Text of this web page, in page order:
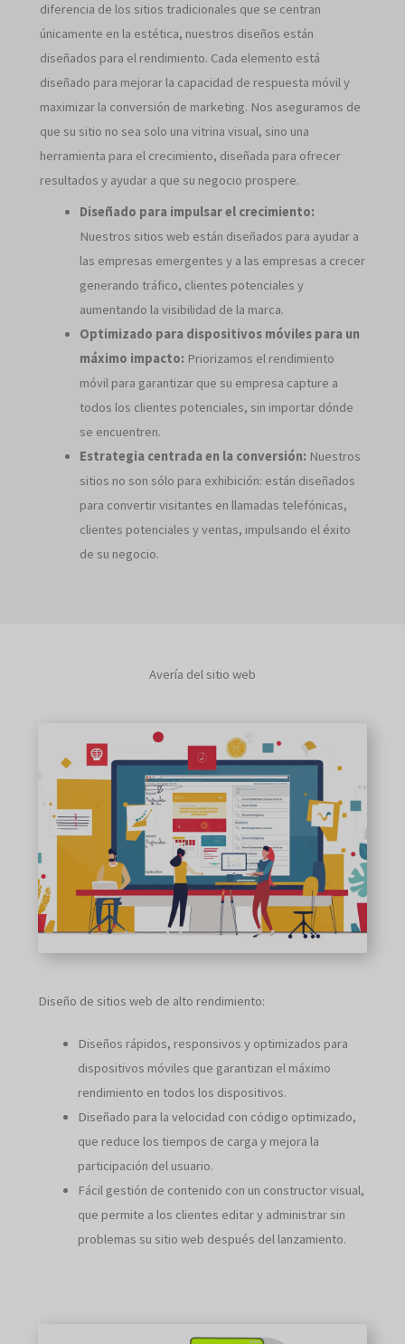
diferencia de los sitios tradicionales que se centran
únicamente en la estética, nuestros diseños están
diseñados para el rendimiento. Cada elemento está
diseñado para mejorar la capacidad de respuesta móvil y
maximizar la conversión de marketing. Nos aseguramos de
que su sitio no sea solo una vitrina visual, sino una
herramienta para el crecimiento, diseñada para ofrecer
resultados y ayudar a que su negocio prospere.
Diseñado para impulsar el crecimiento:
Nuestros sitios web están diseñados para ayudar a
las empresas emergentes y a las empresas a crecer
generando tráfico, clientes potenciales y
aumentando la visibilidad de la marca.
Optimizado para dispositivos móviles para un
máximo impacto: Priorizamos el rendimiento
móvil para garantizar que su empresa capture a
todos los clientes potenciales, sin importar dónde
se encuentren.
Estrategia centrada en la conversión: Nuestros
sitios no son sólo para exhibición: están diseñados
para convertir visitantes en llamadas telefónicas,
clientes potenciales y ventas, impulsando el éxito
de su negocio.
Avería del sitio web
Diseño de sitios web de alto rendimiento:
Diseños rápidos, responsivos y optimizados para
dispositivos móviles que garantizan el máximo
rendimiento en todos los dispositivos.
Diseñado para la velocidad con código optimizado,
que reduce los tiempos de carga y mejora la
participación del usuario.
Fácil gestión de contenido con un constructor visual,
que permite a los clientes editar y administrar sin
problemas su sitio web después del lanzamiento.